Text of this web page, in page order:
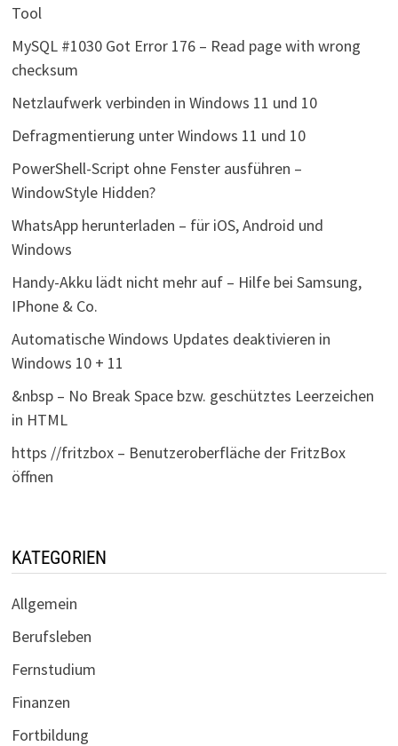
Tool
MySQL #1030 Got Error 176 – Read page with wrong
checksum
Netzlaufwerk verbinden in Windows 11 und 10
Defragmentierung unter Windows 11 und 10
PowerShell-Script ohne Fenster ausführen –
WindowStyle Hidden?
WhatsApp herunterladen – für iOS, Android und
Windows
Handy-Akku lädt nicht mehr auf – Hilfe bei Samsung,
IPhone & Co.
Automatische Windows Updates deaktivieren in
Windows 10 + 11
&nbsp – No Break Space bzw. geschütztes Leerzeichen
in HTML
https //fritzbox – Benutzeroberfläche der FritzBox
öffnen
KATEGORIEN
Allgemein
Berufsleben
Fernstudium
Finanzen
Fortbildung